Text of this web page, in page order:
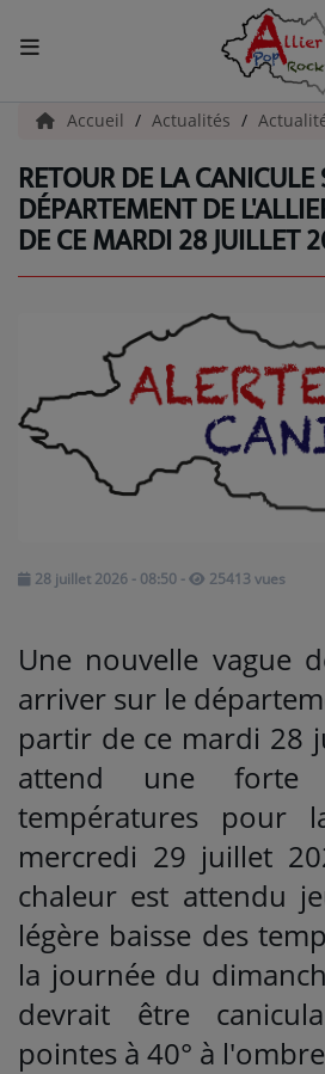
ACCUEIL
Actualités
INFOS - ALLIER
INFOS POP ROCK
La Radio
EMISSIONS
Médias
Titres diffusés
Se connecter
Accueil Actualités
RETOUR DE LA CANICULE
DÉPARTEMENT DE
DE CE MARDI 28 JUILLET
28 juillet 2026 - 08:50 - 25413 vues
Une nouvelle vague
arriver sur le
partir de ce mardi 28
attend une forte
températures pour
mercredi 29 juillet
chaleur est attendu
légère baisse des
la journée du
devrait être
pointes à 40° à